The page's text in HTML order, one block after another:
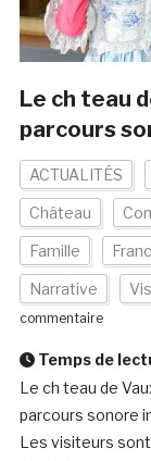
Le ch teau
parcours
ACTUALITÉS
Château
Famille
Narrative
commentaire
Temps de
Le ch teau de
parcours sonore
Les visiteurs sont